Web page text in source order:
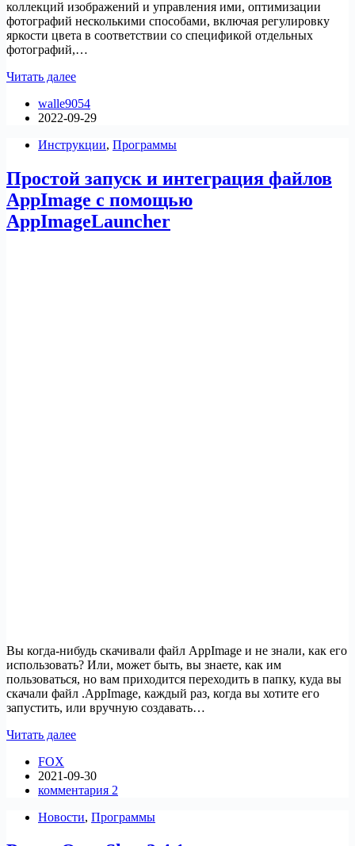
коллекций изображений и управления ими, оптимизации
фотографий несколькими способами, включая регулировку
яркости цвета в соответствии со спецификой отдельных
фотографий,…
Читать далееКак
Fotoxx
на
22.04
walle9054
2022-09-29
Инструкции, Программы
Простой запуск и интеграция файлов
AppImage с помощью
AppImageLauncher
Вы когда-нибудь скачивали файл AppImage и не знали, как его
использовать? Или, может быть, вы знаете, как им
пользоваться, но вам приходится переходить в папку, куда вы
скачали файл .AppImage, каждый раз, когда вы хотите его
запустить, или вручную создавать…
Читать далееПростой
интеграция
файлов
с
FOX
2021-09-30
комментария 2
Новости, Программы